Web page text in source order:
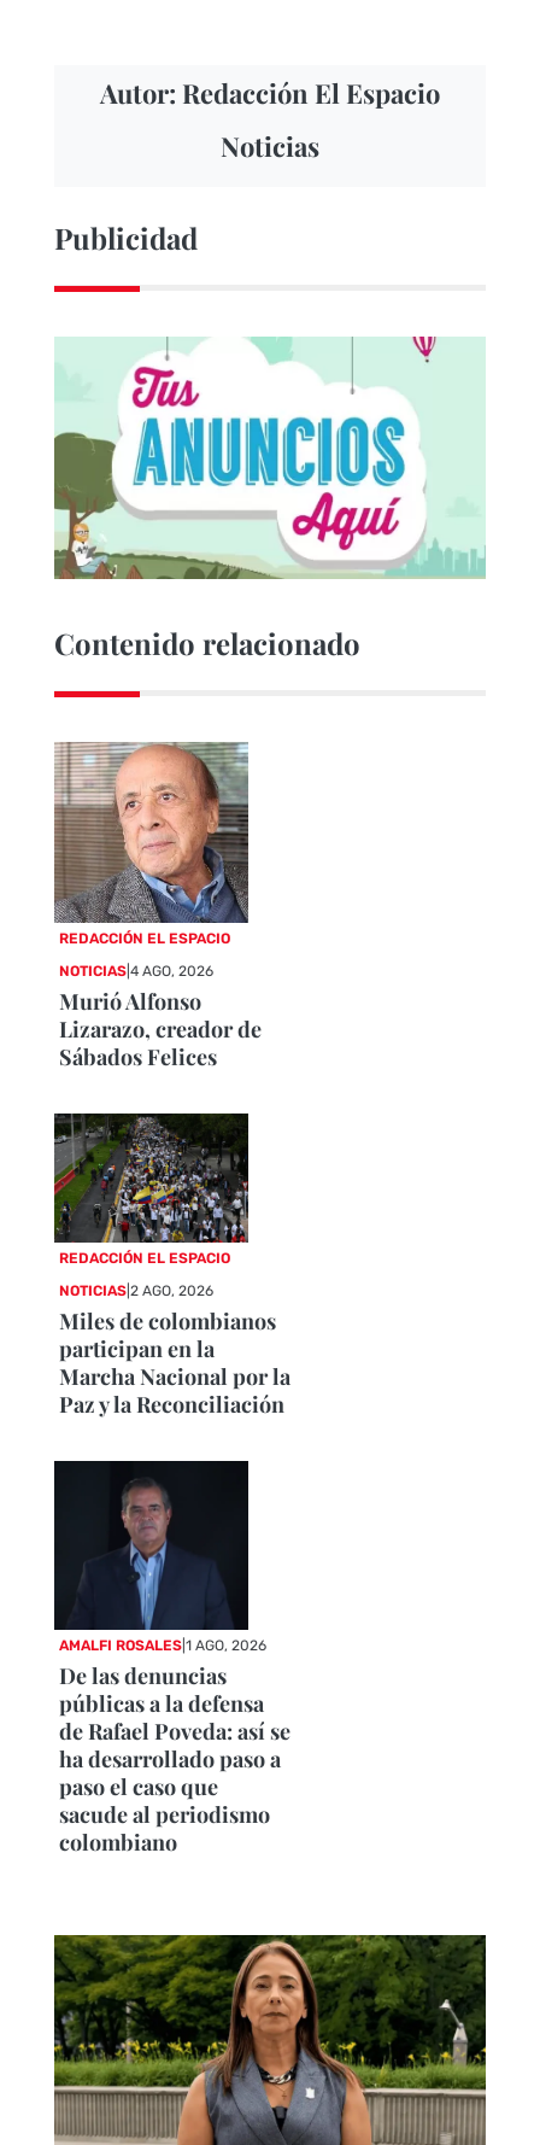
Autor: Redacción El Espacio
Noticias
Publicidad
Contenido relacionado
REDACCIÓN EL ESPACIO
NOTICIAS |4 AGO, 2026
Murió Alfonso
Lizarazo, creador de
Sábados Felices
REDACCIÓN EL ESPACIO
NOTICIAS |2 AGO, 2026
Miles de colombianos
participan en la
Marcha Nacional por la
Paz y la Reconciliación
AMALFI ROSALES |1 AGO, 2026
De las denuncias
públicas a la defensa
de Rafael Poveda: así se
ha desarrollado paso a
paso el caso que
sacude al periodismo
colombiano